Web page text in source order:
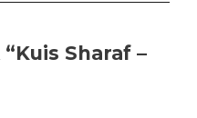
Sharaf –